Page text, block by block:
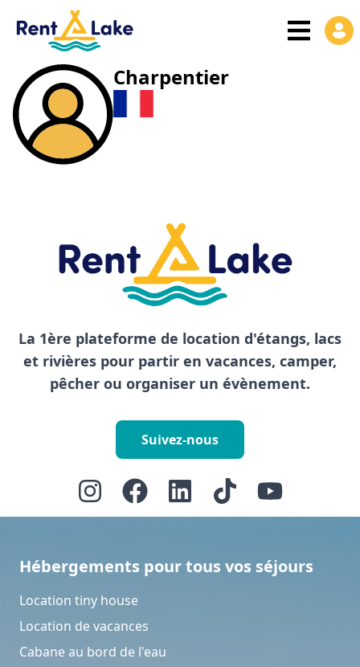
Charpentier
La 1ère plateforme de location d'étangs, lacs
et rivières pour partir en vacances, camper,
pêcher ou organiser un évènement.
Suivez-nous
Hébergements pour tous vos séjours
Location tiny house
Location de vacances
Cabane au bord de l'eau